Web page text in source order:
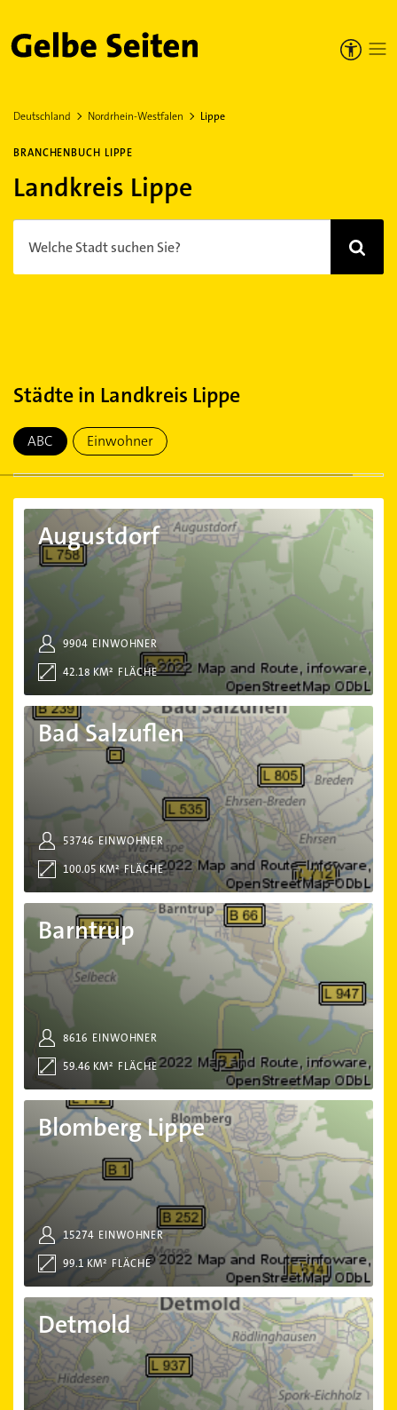
Gelbe Seiten
Deutschland Nordrhein-Westfalen Lippe
BRANCHENBUCH LIPPE
Landkreis Lippe
Welche Stadt suchen Sie?
Städte in Landkreis Lippe
ABC Einwohner
Augustdorf
EINWOHNER
9904
FLÄCHE
42.18 KM²
Augustdorf
Bad Salzuflen
EINWOHNER
53746
FLÄCHE
100.05 KM²
Bad Salzuflen
Barntrup
EINWOHNER
8616
FLÄCHE
59.46 KM²
Barntrup
Blomberg Lippe
EINWOHNER
15274
FLÄCHE
99.1 KM²
Blomberg Lippe
Detmold
Detmold